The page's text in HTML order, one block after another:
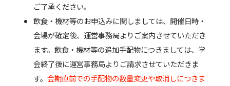
ご了承ください。
飲食・機材等のお申込みに関しましては、開催日時・
会場が確定後、運営事務局よりご案内させていただき
ます。飲食・機材等の追加手配物につきましては、学
会終了後に運営事務局よりご請求させていただきま
す。 会期直前での手配物の数量変更や取消しにつきま